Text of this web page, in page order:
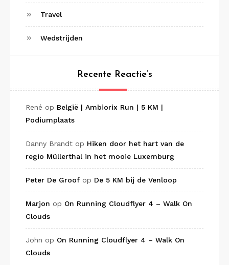
Travel
Wedstrijden
Recente Reactie’s
René op België | Ambiorix Run | 5 KM |
Podiumplaats
Danny Brandt op Hiken door het hart van de
regio Müllerthal in het mooie Luxemburg
Peter De Groof op De 5 KM bij de Venloop
Marjon op On Running Cloudflyer 4 – Walk On
Clouds
John op On Running Cloudflyer 4 – Walk On
Clouds